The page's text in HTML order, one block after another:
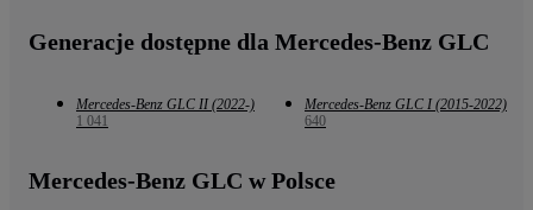
Generacje dostępne dla Mercedes-Benz GLC
Mercedes-Benz GLC II (2022-)
1 041
Mercedes-Benz GLC I (2015-2022)
640
Mercedes-Benz GLC w Polsce